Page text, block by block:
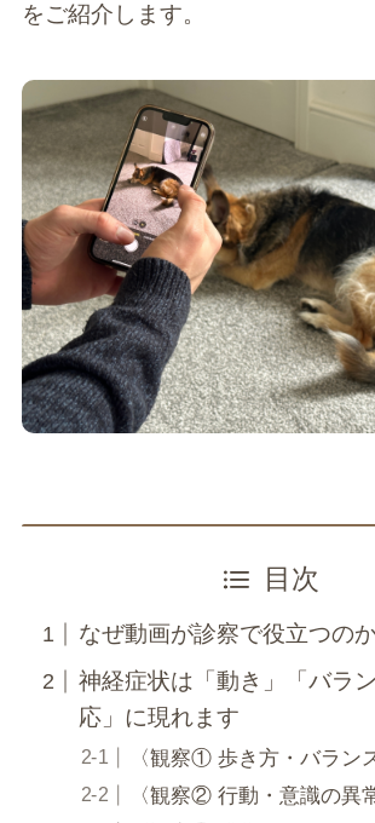
をご紹介します。
目次
なぜ動画が診察で役立つの
神経症状は「動き」「バラ
応」に現れます
〈観察① 歩き方・バラン
〈観察② 行動・意識の異